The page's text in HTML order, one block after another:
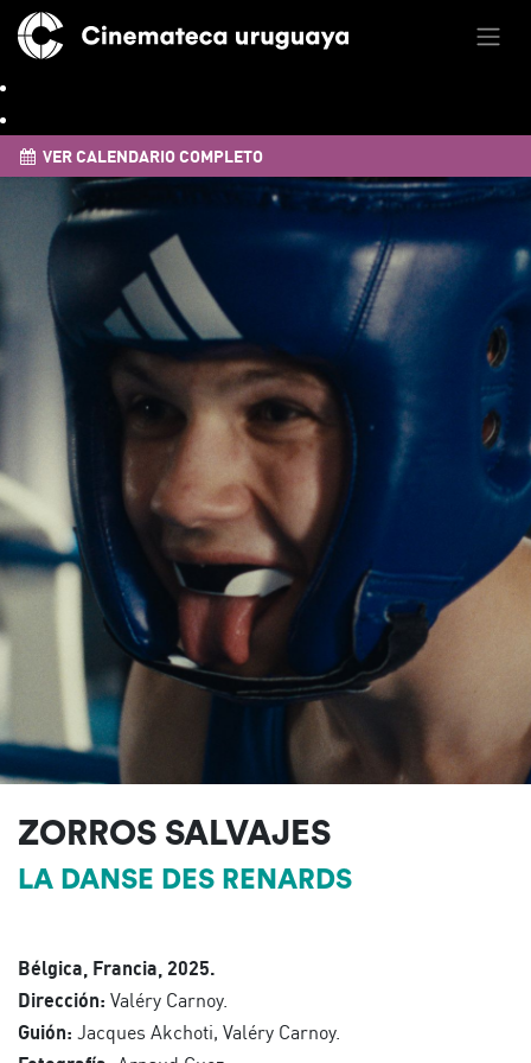
VER CALENDARIO COMPLETO
ZORROS SALVAJES
LA DANSE DES RENARDS
Bélgica, Francia, 2025.
Dirección: Valéry Carnoy.
Guión: Jacques Akchoti, Valéry Carnoy.